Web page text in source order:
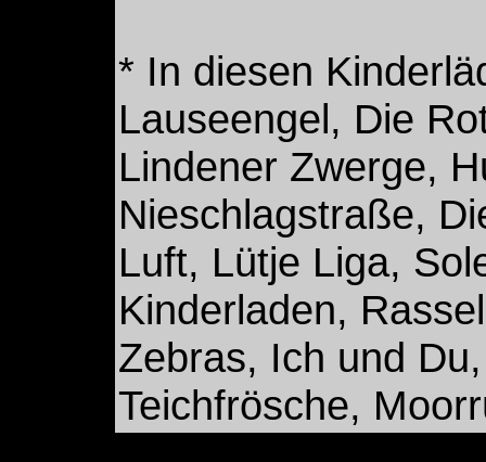
* In diesen
Lauseengel, Die
Lindener Zwerge,
Nieschlagstraße,
Luft, Lütje Liga,
Kinderladen,
Zebras, Ich und
Teichfrösche,